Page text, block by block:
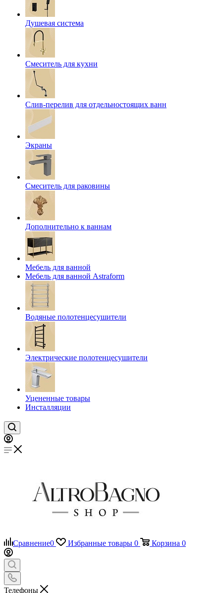
Душевая система
Смеситель для кухни
Слив-перелив для отдельностоящих ванн
Экраны
Смеситель для раковины
Дополнительно к ваннам
Мебель для ванной
Мебель для ванной Astraform
Водяные полотенцесушители
Электрические полотенцесушители
Уцененные товары
Инсталляции
Сравнение0 Избранные товары 0 Корзина 0
Телефоны